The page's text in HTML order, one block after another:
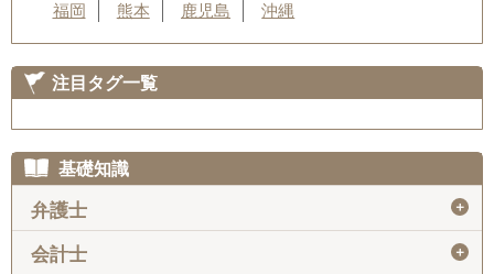
福岡 熊本 鹿児島 沖縄
注目タグ一覧
基礎知識
弁護士 ＋
会計士 ＋